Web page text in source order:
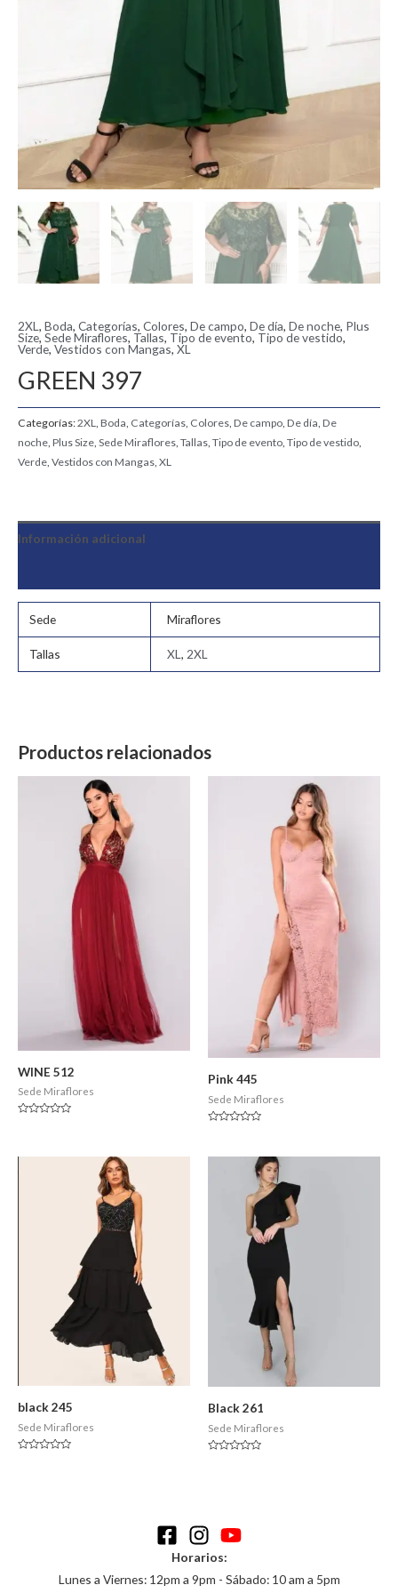
2XL , Boda, Categorías, Colores, De campo, De día, De noche, Plus
Size, Sede Miraflores, Tallas, Tipo de evento, Tipo de vestido,
Verde, Vestidos con Mangas, XL
GREEN 397
Categorías:2XL, Boda, Categorías, Colores, De campo, De día, De
noche, Plus Size, Sede Miraflores, Tallas, Tipo de evento, Tipo de vestido,
Verde, Vestidos con Mangas, XL
Información adicional
Sede Miraflores
Tallas XL, 2XL
Productos relacionados
WINE 512
Sede Miraflores
Pink 445
Sede Miraflores
black 245
Sede Miraflores
Black 261
Sede Miraflores
Horarios:
Lunes a Viernes: 12pm a 9pm - Sábado: 10 am a 5pm